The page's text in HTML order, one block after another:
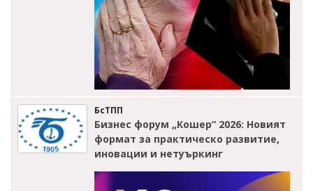
БсТПП
Бизнес форум „Кошер“ 2026: Новият
формат за практическо развитие,
иновации и нетуъркинг